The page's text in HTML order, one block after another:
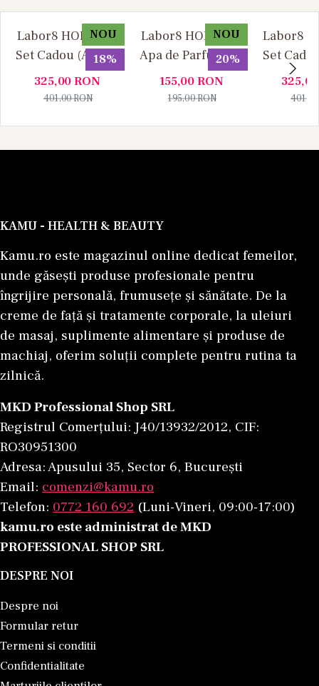
NOU
18%
Labor8 HOD 881 -
Set Cadou (Apa de
Parfum 100 ml +
Apa de Parfum 10
325,00RON
401,00RON
NOU
20%
Labor8 HOD 881 -
Apa de Parfum, 30
ml, Unisex
155,00RON
195,00RON
Labor8
Set
Parfum
Apa de
KAMU - HEALTH & BEAUTY
Kamu.ro este magazinul online dedicat femeilor,
unde găsești produse profesionale pentru
îngrijire personală, frumusețe și sănătate. De la
creme de față și tratamente corporale, la uleiuri
de masaj, suplimente alimentare și produse de
machiaj, oferim soluții complete pentru rutina ta
zilnică.
MKD Professional Shop SRL
Registrul Comerțului: J40/13932/2012, CIF:
RO30951300
Adresa: Apusului 35, Sector 6, București
Email: comenzi@kamu.ro
Telefon: 0772 160 692 (Luni-Vineri, 09:00-17:00)
kamu.ro este administrat de MKD
PROFESSIONAL SHOP SRL
DESPRE NOI
Despre noi
Formular retur
Termeni si conditii
Confidentialitate